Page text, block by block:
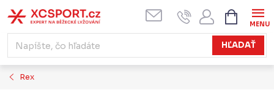
na
obsah
HĽADAŤ
KOŠÍK
Rex